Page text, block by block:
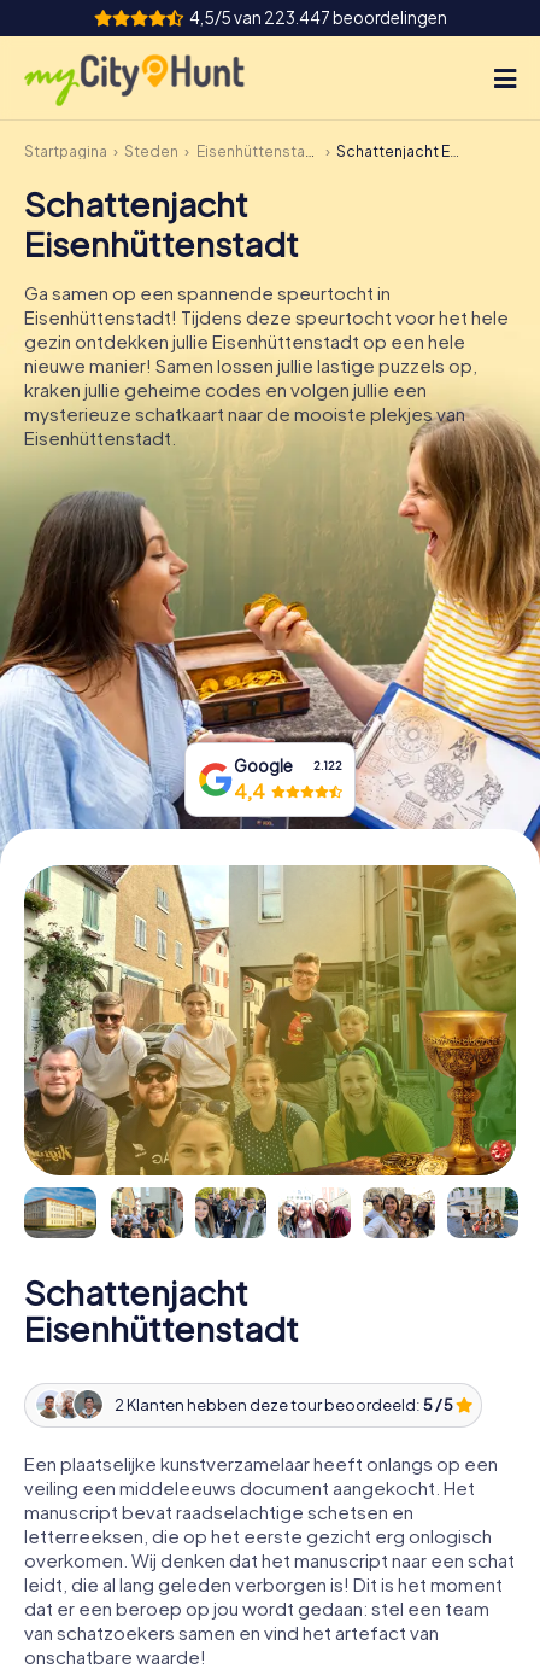
4,5/5 van 223.447 beoordelingen
Hoe het werkt
Steden
Teamevenement
Tickets
INT
DE
IE
IT
Boek tickets
Koop cadeaubonnen
Startpagina Steden Eisenhüttenstadt Schattenjacht Eisenhüttenstadt
Schattenjacht
Eisenhüttenstadt
Ga samen op een spannende speurtocht in
Eisenhüttenstadt! Tijdens deze speurtocht voor het hele
gezin ontdekken jullie Eisenhüttenstadt op een hele
nieuwe manier! Samen lossen jullie lastige puzzels op,
kraken jullie geheime codes en volgen jullie een
mysterieuze schatkaart naar de mooiste plekjes van
Eisenhüttenstadt.
Google 2.122
4,4
Schattenjacht
Eisenhüttenstadt
2 Klanten hebben deze tour beoordeeld:5 / 5
Een plaatselijke kunstverzamelaar heeft onlangs op een
veiling een middeleeuws document aangekocht. Het
manuscript bevat raadselachtige schetsen en
letterreeksen, die op het eerste gezicht erg onlogisch
overkomen. Wij denken dat het manuscript naar een schat
leidt, die al lang geleden verborgen is! Dit is het moment
dat er een beroep op jou wordt gedaan: stel een team
van schatzoekers samen en vind het artefact van
onschatbare waarde!